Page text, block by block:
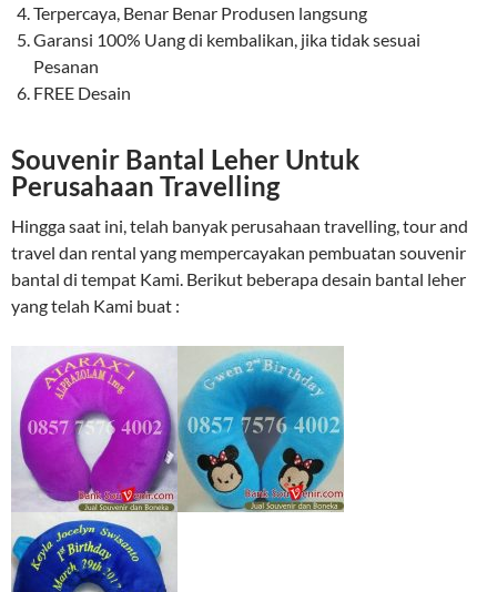
Terpercaya, Benar Benar Produsen langsung
Garansi 100% Uang di kembalikan, jika tidak sesuai
Pesanan
FREE Desain
Souvenir Bantal Leher Untuk
Perusahaan Travelling
Hingga saat ini, telah banyak perusahaan travelling, tour and
travel dan rental yang mempercayakan pembuatan souvenir
bantal di tempat Kami. Berikut beberapa desain bantal leher
yang telah Kami buat :